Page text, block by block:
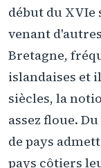
début du XVIe
venant
Bretagne,
islandaises et
siècles, la
assez floue.
de pays
pays côtiers